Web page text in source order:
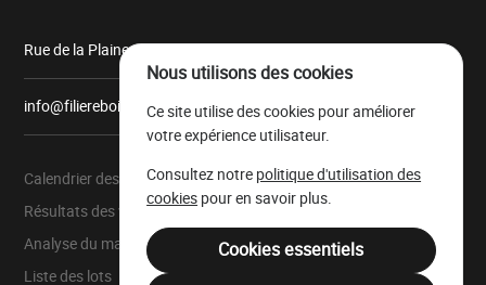
Rue de la Plaine, 9 6900 Marche-en-Famenne
info@filiereboiswallonie.be
Calendrier des ventes
Résultats des ventes
Analyse du marché
Liste des lots
À propos
Parc à grumes
Ressources légales
Nous utilisons des cookies
Ce site utilise des cookies pour améliorer
votre expérience utilisateur.
Consultez notre politique d'utilisation des
cookies pour en savoir plus.
Cookies essentiels